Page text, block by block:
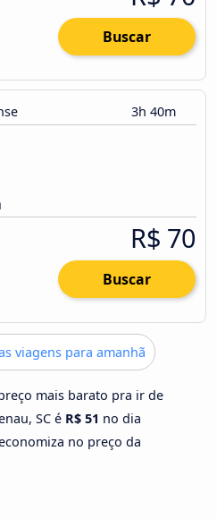
Buscar
3h 40m
R$ 70
Buscar
viagens para amanhã
mais barato pra ir de
SC é R$ 51 no dia
no preço da